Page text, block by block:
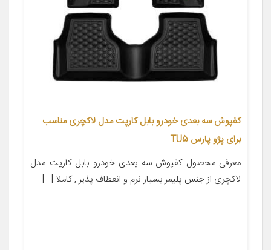
کفپوش سه بعدی خودرو بابل کارپت مدل لاکچری مناسب
برای پژو پارس TU5
معرفی محصول کفپوش سه بعدی خودرو بابل کارپت مدل
لاکچری از جنس پلیمر بسیار نرم و انعطاف پذیر , کاملا […]